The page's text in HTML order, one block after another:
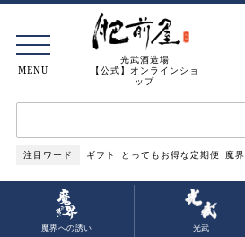
光武酒造場
【公式】オンラインショ
ップ
注目ワード ギフト とってもお得な定期便 魔界
MENU
魔界への誘い 光武